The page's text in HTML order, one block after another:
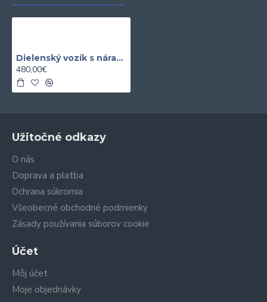
Dielenský vozík s náradím 399 dielny
480,00€
Užitočné odkazy
O nás
Doprava a platba
Ochrana súkromia
Všeobecné obchodné podmienky
Zásady používania súborov cookie
Účet
Môj účet
Moje objednávky